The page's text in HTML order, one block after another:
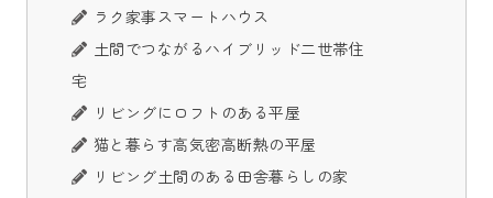
ラク家事スマートハウス
土間でつながるハイブリッド二世帯住
宅
リビングにロフトのある平屋
猫と暮らす高気密高断熱の平屋
リビング土間のある田舎暮らしの家